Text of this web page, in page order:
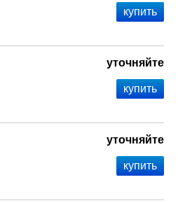
уточняйте
уточняйте